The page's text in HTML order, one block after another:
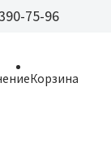
75-96
Корзина